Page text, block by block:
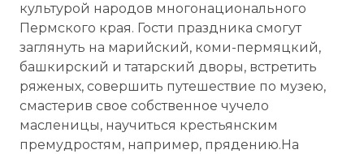
культурой народов многонационального
Пермского края. Гости праздника смогут
заглянуть на марийский, коми-пермяцкий,
башкирский и татарский дворы, встретить
ряженых, совершить путешествие по музею,
смастерив свое собственное чучело
масленицы, научиться крестьянским
премудростям, например, прядению.На